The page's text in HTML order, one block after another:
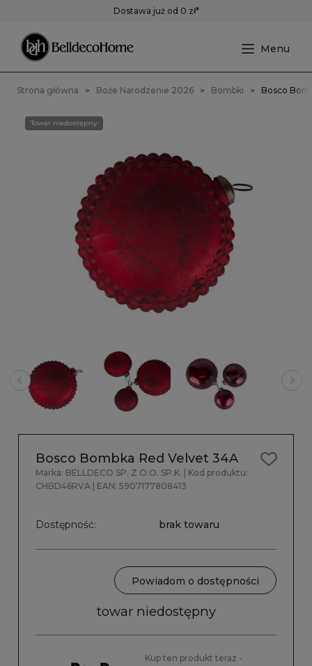
Dostawa już od 0 zł*
Strona główna Boże Narodzenie 2026 Bombki Bosco
Towar niedostępny
Bosco Bombka Red Velvet 34A
Marka: BELLDECO SP. Z O.O. SP.K.
| Kod produktu:
CHBD46RVA
| EAN: 5907177808413
Dostępność: brak towaru
Powiadom o dostępności
towar niedostępny
Kup ten produkt teraz -